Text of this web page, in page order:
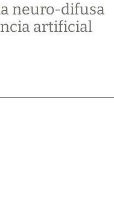
neuro-difusa
artificial